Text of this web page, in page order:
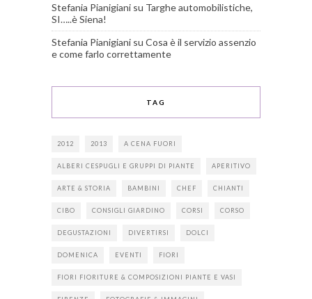
Stefania Pianigiani su Targhe automobilistiche,
SI…..è Siena!
Stefania Pianigiani su Cosa è il servizio assenzio
e come farlo correttamente
TAG
2012 2013 A CENA FUORI
ALBERI CESPUGLI E GRUPPI DI PIANTE APERITIVO
ARTE & STORIA BAMBINI CHEF CHIANTI
CIBO CONSIGLI GIARDINO CORSI CORSO
DEGUSTAZIONI DIVERTIRSI DOLCI
DOMENICA EVENTI FIORI
FIORI FIORITURE & COMPOSIZIONI PIANTE E VASI